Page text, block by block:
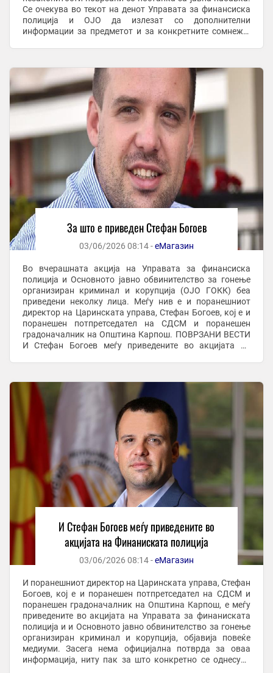
Се очекува во текот на денот Управата за финансиска
полиција и ОЈО да излезат со дополнителни
информации за предметот и за конкретните сомнежи.
За што е приведен Стефан Богоев
03/06/2026 08:14 -еМагазин
Во вчерашната акција на Управата за финансиска
полиција и Основното јавно обвинителство за гонење
организиран криминал и корупција (ОЈО ГОКК) беа
приведени неколку лица. Меѓу нив е и поранешниот
директор на Царинската управа, Стефан Богоев, кој е и
поранешен потпретседател на СДСМ и поранешен
градоначалник на Општина Карпош. ПОВРЗАНИ ВЕСТИ
И Стефан Богоев меѓу приведените во акцијата на
И Стефан Богоев меѓу приведените во
акцијата на Финаниската полиција
03/06/2026 08:14 -еМагазин
И поранешниот директор на Царинската управа, Стефан
Богоев, кој е и поранешен потпретседател на СДСМ и
поранешен градоначалник на Општина Карпош, е меѓу
приведените во акцијата на Управата за финаниската
полиција и и Основното јавно обвинителство за гонење
организиран криминал и корупција, објавија повеќе
медиуми. Засега нема официјална потврда за оваа
информација, ниту пак за што конкретно се однесува